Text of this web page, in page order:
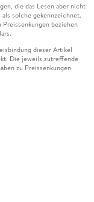
die das Lesen aber nicht
solche gekennzeichnet.
beziehen
dieser Artikel
Die jeweils zutreffende
zu Preissenkungen